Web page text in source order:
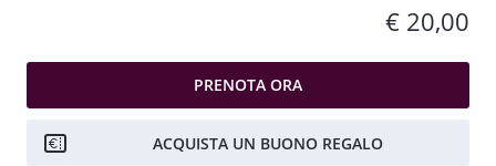
€ 20,00
PRENOTA ORA
ACQUISTA UN BUONO REGALO